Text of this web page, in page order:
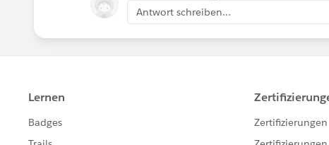
Antwort schreiben...